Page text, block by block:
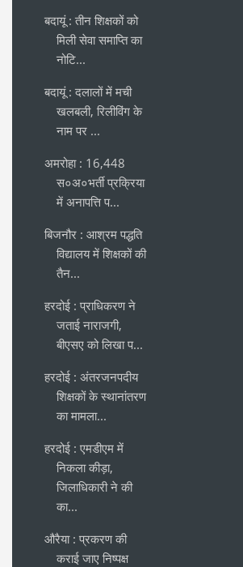
बदायूं : तीन शिक्षकों को
मिली सेवा समाप्ति का
नोटि...
बदायूं : दलालों में मची
खलबली, रिलीविंग के
नाम पर ...
अमरोहा : 16,448
स०अ०भर्ती प्रक्रिया
में अनापत्ति प...
बिजनौर : आश्रम पद्धति
विद्यालय में शिक्षकों की
तैन...
हरदोई : प्राधिकरण ने
जताई नाराजगी,
बीएसए को लिखा प...
हरदोई : अंतरजनपदीय
शिक्षकों के स्थानांतरण
का मामला...
हरदोई : एमडीएम में
निकला कीड़ा,
जिलाधिकारी ने की
का...
औरैया : प्रकरण की
कराई जाए निष्पक्ष